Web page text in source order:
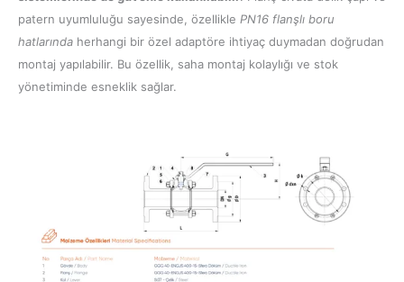
patern uyumluluğu sayesinde, özellikle PN16 flanşlı boru
hatlarında herhangi bir özel adaptöre ihtiyaç duymadan doğrudan
montaj yapılabilir. Bu özellik, saha montaj kolaylığı ve stok
yönetiminde esneklik sağlar.